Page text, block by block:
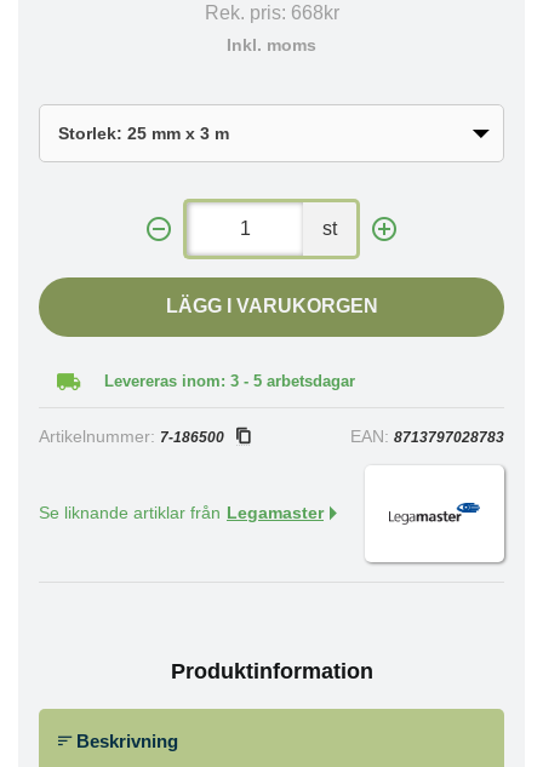
Rek. pris: 668kr
Inkl. moms
st
LÄGG I VARUKORGEN
Levereras inom: 3 - 5 arbetsdagar
Artikelnummer: 7-186500 EAN: 8713797028783
Se liknande artiklar från Legamaster
Produktinformation
Beskrivning